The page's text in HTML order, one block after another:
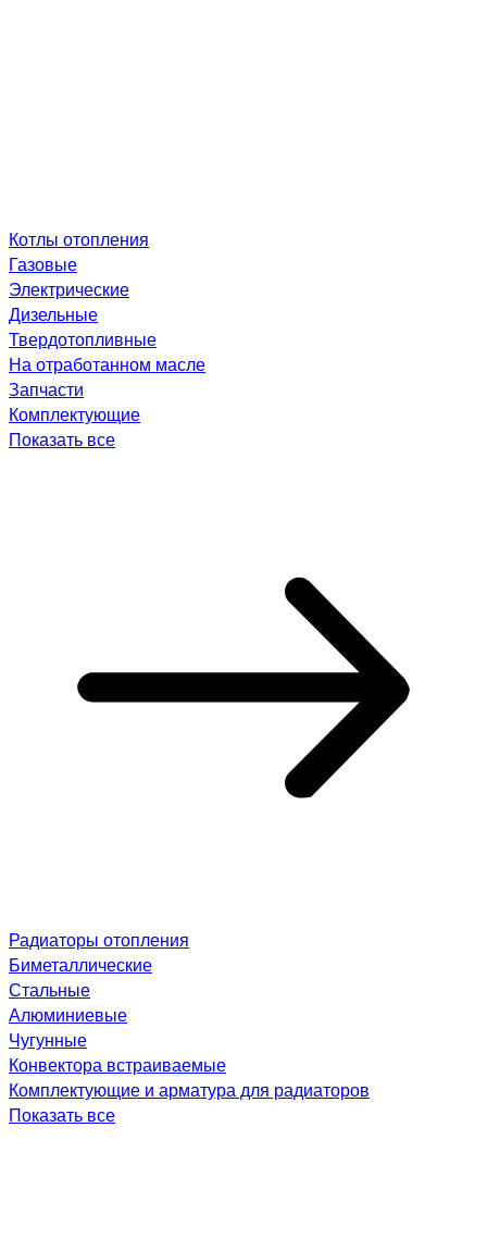
Котлы отопления
Газовые
Электрические
Дизельные
Твердотопливные
На отработанном масле
Запчасти
Комплектующие
Показать все
Радиаторы отопления
Биметаллические
Стальные
Алюминиевые
Чугунные
Конвектора встраиваемые
Комплектующие и арматура для радиаторов
Показать все